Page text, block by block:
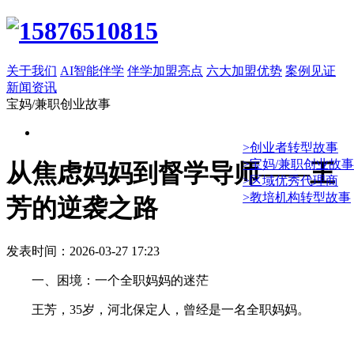
关于我们 AI智能伴学 伴学加盟亮点 六大加盟优势 案例见证
新闻资讯
宝妈/兼职创业故事
>创业者转型故事
>宝妈/兼职创业故事
>区域优秀代理商
>教培机构转型故事
从焦虑妈妈到督学导师——王
芳的逆袭之路
发表时间：2026-03-27 17:23
一、困境：一个全职妈妈的迷茫
王芳，35岁，河北保定人，曾经是一名全职妈妈。